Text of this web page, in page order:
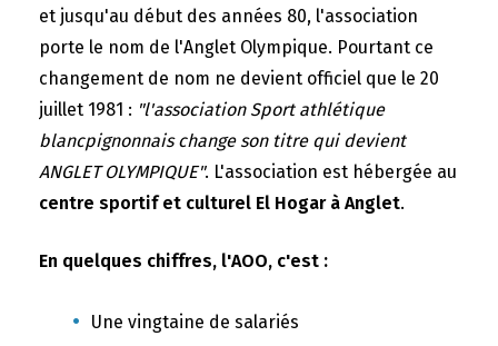
et jusqu'au début des années 80, l'association
porte le nom de l'Anglet Olympique. Pourtant ce
changement de nom ne devient officiel que le 20
juillet 1981 : "l'association Sport athlétique
blancpignonnais change son titre qui devient
ANGLET OLYMPIQUE". L'association est hébergée au
centre sportif et culturel El Hogar à Anglet.
En quelques chiffres, l'AOO, c'est :
Une vingtaine de salariés